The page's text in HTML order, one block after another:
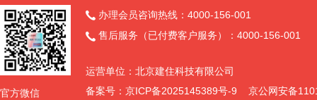
官方微信
 办理会员咨询热线：4000-156-001
 售后服务（已付费客户服务）：4000-156-001
运营单位：北京建住科技有限公司
备案号： 京ICP备2025145389号-9 京公网安备